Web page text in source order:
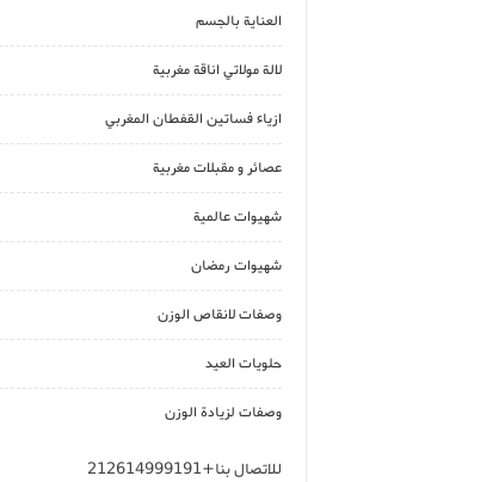
العناية بالجسم
لالة مولاتي اناقة مغربية
ازياء فساتين القفطان المغربي
عصائر و مقبلات مغربية
شهيوات عالمية
شهيوات رمضان
وصفات لانقاص الوزن
حلويات العيد
وصفات لزيادة الوزن
للاتصال بنا+212614999191